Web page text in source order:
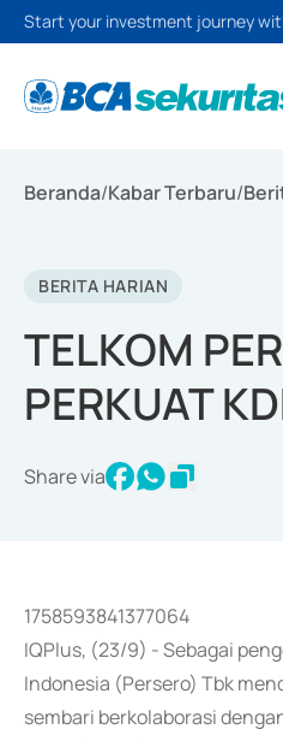
Start your investment journey
Beranda/Kabar Terbaru/
BERITA HARIAN
TELKOM
PERKUAT
Share via
1758593841377064
IQPlus, (23/9) - Sebagai
Indonesia (Persero) Tbk
sembari berkolaborasi